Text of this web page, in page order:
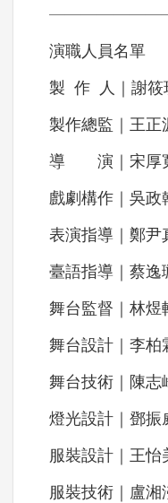
演職人員名單
製 作 人｜謝筱
製作總監｜王正
導 演｜宋厚
戲劇構作｜吳政
表演指導｜鄭尹
臺語指導｜蔡逸
舞台監督｜林煜
舞台設計｜李柏
舞台技術｜陳志
燈光設計｜鄧振
服裝設計｜王怡
服裝技術｜盧湘